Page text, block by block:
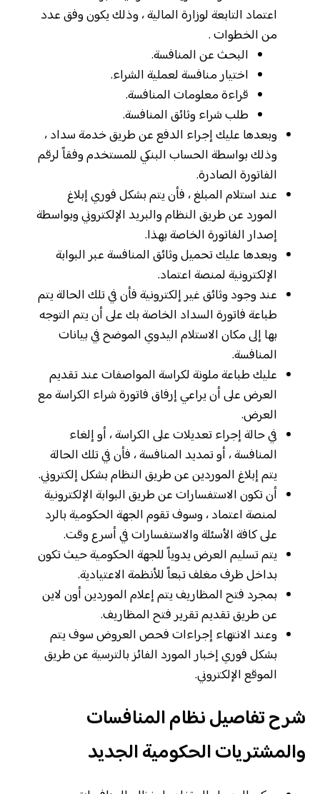
اعتماد التابعة لوزارة المالية ، وذلك يكون وفق عدد
من الخطوات .
البحث عن المنافسة.
اختيار منافسة لعملية الشراء.
قراءة معلومات المنافسة.
طلب شراء وثائق المنافسة.
وبعدها عليك إجراء الدفع عن طريق خدمة سداد ،
وذلك بواسطة الحساب البنكي للمستخدم وفقاً لرقم
الفاتورة الصادرة.
عند استلام المبلغ ، فأن يتم بشكل فوري إبلاغ
المورد عن طريق النظام والبريد الإلكتروني وبواسطة
إصدار الفاتورة الخاصة بهذا.
وبعدها عليك تحميل وثائق المنافسة عبر البوابة
الإلكترونية لمنصة اعتماد.
عند وجود وثائق غير إلكترونية فأن في تلك الحالة يتم
طباعة فاتورة السداد الخاصة بك على أن يتم التوجه
بها إلى مكان الاستلام اليدوي الموضح في بيانات
المنافسة.
عليك طباعة ملونة لكراسة المواصفات عند تقديم
العرض على أن يراعي إرفاق فاتورة شراء الكراسة مع
العرض.
في حالة إجراء تعديلات على الكراسة ، أو إلغاء
المنافسة ، أو تمديد المنافسة ، فأن في تلك الحالة
يتم إبلاغ الموردين عن طريق النظام بشكل إلكتروني.
أن تكون الاستفسارات عن طريق البوابة الإلكترونية
لمنصة اعتماد ، وسوف تقوم الجهة الحكومية بالرد
على كافة الأسئلة والاستفسارات في أسرع وقت.
يتم تسليم العرض يدوياً للجهة الحكومية حيث تكون
بداخل ظرف مغلف تبعاً للأنظمة الاعتيادية.
بمجرد فتح المظاريف يتم إعلام الموردين أون لاين
عن طريق تقديم تقرير فتح المظاريف.
وعند الانتهاء إجراءات فحص العروض سوف يتم
بشكل فوري إخبار المورد الفائز بالترسية عن طريق
الموقع الإلكتروني.
شرح تفاصيل نظام المنافسات
والمشتريات الحكومية الجديد